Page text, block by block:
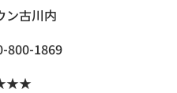
ン古川内
1869